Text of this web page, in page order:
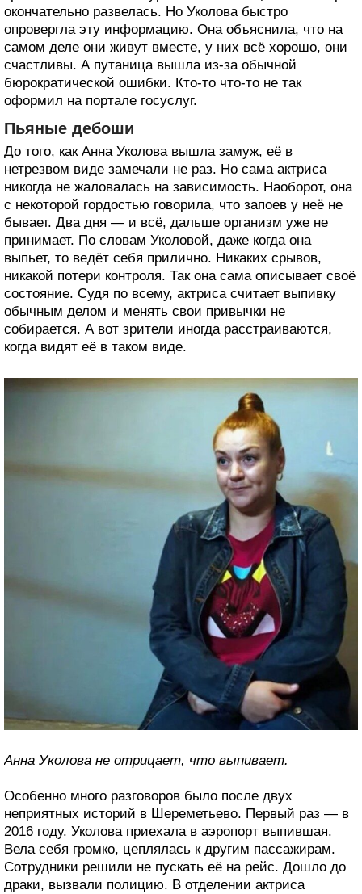
окончательно развелась. Но Уколова быстро
опровергла эту информацию. Она объяснила, что на
самом деле они живут вместе, у них всё хорошо, они
счастливы. А путаница вышла из-за обычной
бюрократической ошибки. Кто-то что-то не так
оформил на портале госуслуг.
Пьяные дебоши
До того, как Анна Уколова вышла замуж, её в
нетрезвом виде замечали не раз. Но сама актриса
никогда не жаловалась на зависимость. Наоборот, она
с некоторой гордостью говорила, что запоев у неё не
бывает. Два дня — и всё, дальше организм уже не
принимает. По словам Уколовой, даже когда она
выпьет, то ведёт себя прилично. Никаких срывов,
никакой потери контроля. Так она сама описывает своё
состояние. Судя по всему, актриса считает выпивку
обычным делом и менять свои привычки не
собирается. А вот зрители иногда расстраиваются,
когда видят её в таком виде.
Анна Уколова не отрицает, что выпивает.
Особенно много разговоров было после двух
неприятных историй в Шереметьево. Первый раз — в
2016 году. Уколова приехала в аэропорт выпившая.
Вела себя громко, цеплялась к другим пассажирам.
Сотрудники решили не пускать её на рейс. Дошло до
драки, вызвали полицию. В отделении актриса